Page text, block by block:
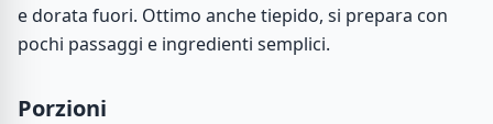
e dorata fuori. Ottimo anche tiepido, si prepara con
pochi passaggi e ingredienti semplici.
Porzioni